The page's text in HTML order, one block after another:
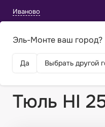
Иваново
Эль-Монте ваш город?
Да Выбрать другой
Тюль HI